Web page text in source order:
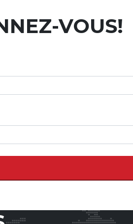
VOUS!